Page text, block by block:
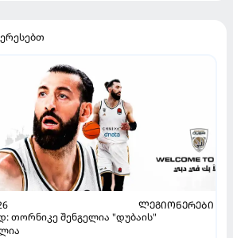
ᲚᲔᲒᲘᲝᲜᲔᲠᲔᲑᲘ
თორნიკე შენგელია "დუბაის"